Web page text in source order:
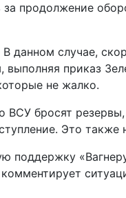
продолжение
случае,
приказ
не жалко.
бросят
Это также